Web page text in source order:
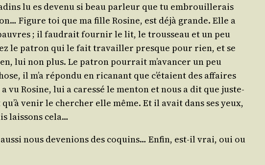
lu es deve­nu si beau par­leur que tu embrouille­rais
Figure toi que ma fille Rosine, est déjà grande. Elle a
; il fau­drait four­nir le lit, le trous­seau et un peu
le patron qui le fait tra­vailler presque pour rien, et se
lui non plus. Le patron pour­rait m’a­van­cer un peu
il m’a répon­du en rica­nant que c’é­taient des affaires
Rosine, lui a cares­sé le men­ton et nous a dit que jus­te­
venir le cher­cher elle même. Et il avait dans ses yeux,
lais­sons cela…
nous deve­nions des coquins… Enfin, est-il vrai, oui ou